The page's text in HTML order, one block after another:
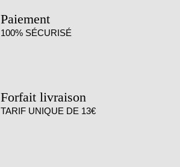
Paiement
100% SÉCURISÉ
Forfait livraison
TARIF UNIQUE DE 13€